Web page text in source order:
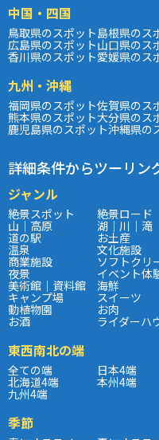
中国・四国
鳥取県のスポット島根県のス
広島県のスポット山口県のス
香川県のスポット愛媛県のス
九州・沖縄
福岡県のスポット佐賀県のス
熊本県のスポット大分県のス
鹿児島県のスポット沖縄県の
詳細条件からツーリン
ジャンル
絶景スポット 絶景ロード
山｜高原 湖｜川｜滝
道の駅 お土産
温泉 文化施設
商業施設 ソフトクリ
夜景 イベント体
美術館｜資料館 海鮮
キャンプ場 スイーツ
動植物園 お肉
お酒 ライダーハ
東西南北の端
全ての端 日本4端
北海道4端 本州4端
九州4端
季節